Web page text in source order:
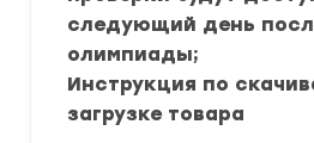
следующий день
олимпиады;
Инструкция по
загрузке товара